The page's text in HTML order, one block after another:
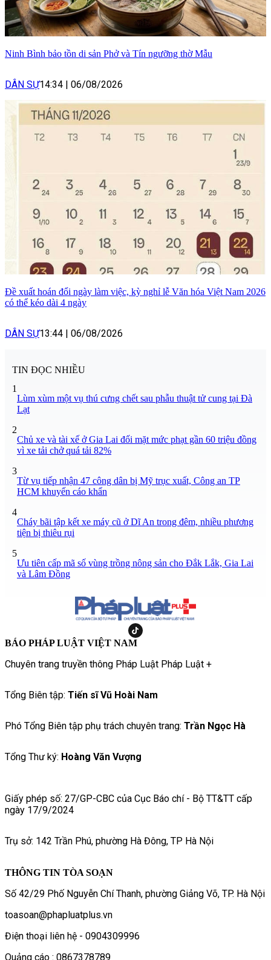
Ninh Bình bảo tồn di sản Phở và Tín ngưỡng thờ Mẫu
DÂN SỰ14:34 | 06/08/2026
Đề xuất hoán đổi ngày làm việc, kỳ nghỉ lễ Văn hóa Việt Nam 2026
có thể kéo dài 4 ngày
DÂN SỰ13:44 | 06/08/2026
TIN ĐỌC NHIỀU
1
Lùm xùm một vụ thú cưng chết sau phẫu thuật tử cung tại Đà
Lạt
2
Chủ xe và tài xế ở Gia Lai đối mặt mức phạt gần 60 triệu đồng
vì xe tải chở quá tải 82%
3
Từ vụ tiếp nhận 47 công dân bị Mỹ trục xuất, Công an TP
HCM khuyến cáo khẩn
4
Cháy bãi tập kết xe máy cũ ở Dĩ An trong đêm, nhiều phương
tiện bị thiêu rụi
5
Ưu tiên cấp mã số vùng trồng nông sản cho Đắk Lắk, Gia Lai
và Lâm Đồng
BÁO PHÁP LUẬT VIỆT NAM
Chuyên trang truyền thông Pháp Luật Pháp Luật +
Tổng Biên tập: Tiến sĩ Vũ Hoài Nam
Phó Tổng Biên tập phụ trách chuyên trang: Trần Ngọc Hà
Tổng Thư ký: Hoàng Văn Vượng
Giấy phép số: 27/GP-CBC của Cục Báo chí - Bộ TT&TT cấp
ngày 17/9/2024
Trụ sở: 142 Trần Phú, phường Hà Đông, TP Hà Nội
THÔNG TIN TÒA SOẠN
Số 42/29 Phố Nguyễn Chí Thanh, phường Giảng Võ, TP. Hà Nội
toasoan@phapluatplus.vn
Điện thoại liên hệ - 0904309996
Quảng cáo : 0867378789